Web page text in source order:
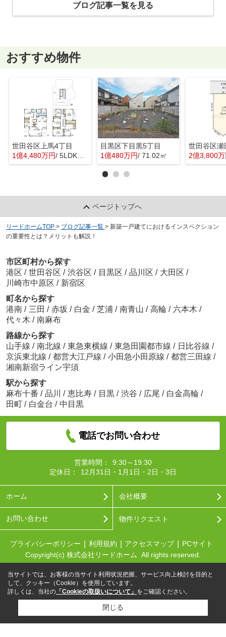
ブログ記事一覧を見る
おすすめ物件
世田谷区上馬4丁目
1億4,480万円/ 5LDK＋1S(納戸)
目黒区下目黒5丁目
1億480万円/ 71.02㎡
世田谷区瀬
2億3,800
ページトップへ
リードホームTOP > ブログ記事一覧 > 新築一戸建てにおけるインスペクション
の重要性とは？メリットも解説！
市区町村から探す
港区 / 世田谷区 / 渋谷区 / 目黒区 / 品川区 / 大田区 /
川崎市中原区 / 新宿区
町名から探す
港南 / 三田 / 赤坂 / 白金 / 芝浦 / 南青山 / 高輪 / 六本木 /
代々木 / 南麻布
路線から探す
山手線 / 南北線 / 東急東横線 / 東急田園都市線 / 日比谷線 /
京浜東北線 / 都営大江戸線 / 小田急小田原線 / 都営三田線 /
湘南新宿ライン宇須
駅から探す
麻布十番 / 品川 / 恵比寿 / 目黒 / 渋谷 / 広尾 / 白金高輪 /
田町 / 白金台 / 中目黒
電話でお問い合わせ
営業時間：
9:30～19:30
定休日：
12月31日・1月1日・2日・3日
ホーム 会社概要
お問い合わせ 物件リクエスト
プライバシーポリシー 利用規約 アクセスマップ
PCサイト
Copyright(c) 株式会社リードホーム All rights reserved.
当サイトでは、お客様の当サイト利用状況把握、サービス向上検討を目的と
して、クッキー（Cookie）を使用しています。
詳しくは、当社の 「Cookieの取扱いについて」 をご確認ください。
閉じる